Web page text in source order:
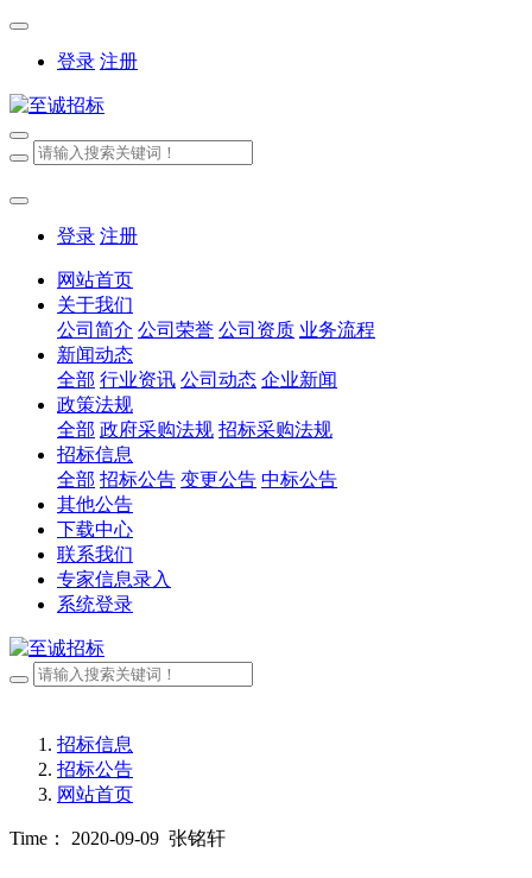
登录 注册
登录 注册
网站首页
关于我们
公司简介 公司荣誉 公司资质 业务流程
新闻动态
全部 行业资讯 公司动态 企业新闻
政策法规
全部 政府采购法规 招标采购法规
招标信息
全部 招标公告 变更公告 中标公告
其他公告
下载中心
联系我们
专家信息录入
系统登录
招标信息
招标公告
网站首页
Time： 2020-09-09 张铭轩